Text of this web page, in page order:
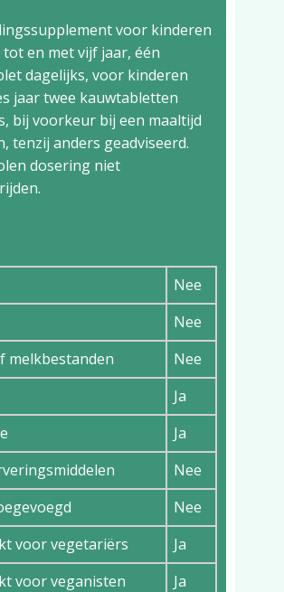
voor kinderen
en met vijf jaar, één
dagelijks, voor kinderen
jaar twee kauwtabletten
bij voorkeur bij een maaltijd
tenzij anders geadviseerd.
dosering niet
Nee
Nee
melkbestanden
Nee
Ja
Ja
Nee
Nee
voor vegetariërs
Ja
voor veganisten
Ja